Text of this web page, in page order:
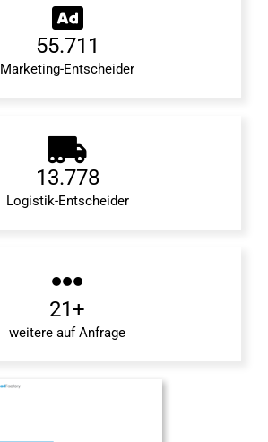
55.711
Marketing-Entscheider
13.778
Logistik-Entscheider
21+
weitere auf Anfrage